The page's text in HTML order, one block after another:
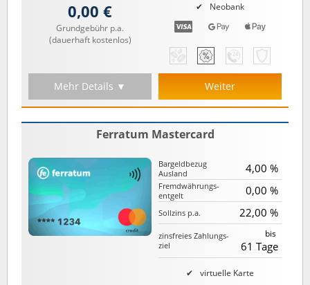
Neobank
0,00 €
Grundgebühr p.a.
(dauerhaft kostenlos)
Mehr Details ▼ Weiter
Ferratum Mastercard
virtuelle Karte
Bargeld­bezug
Ausland
4,00 %
Fremd­währungs­
entgelt
0,00 %
Sollzins p.a. 22,00 %
zinsfreies Zahlungs­
ziel
bis
61 Tage